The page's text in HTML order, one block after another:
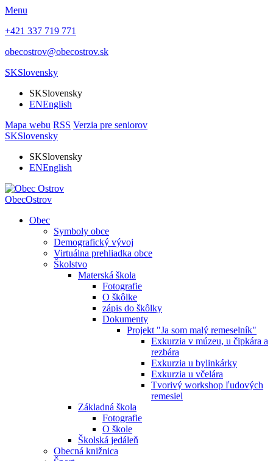
Menu
+421 337 719 771
obecostrov@obecostrov.sk
SKSlovensky
SKSlovensky
ENEnglish
Mapa webu RSS Verzia pre seniorov
SKSlovensky
SKSlovensky
ENEnglish
ObecOstrov
Obec
Symboly obce
Demografický vývoj
Virtuálna prehliadka obce
Školstvo
Materská škola
Fotografie
O škôlke
zápis do škôlky
Dokumenty
Projekt "Ja som malý remeselník"
Exkurzia v múzeu, u čipkára a
rezbára
Exkurzia u bylinkárky
Exkurzia u včelára
Tvorivý workshop ľudových
remesiel
Základná škola
Fotografie
O škole
Školská jedáleň
Obecná knižnica